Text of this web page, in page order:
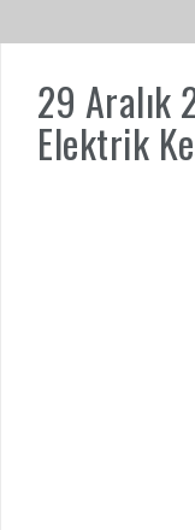
29 Aralık
Elektrik